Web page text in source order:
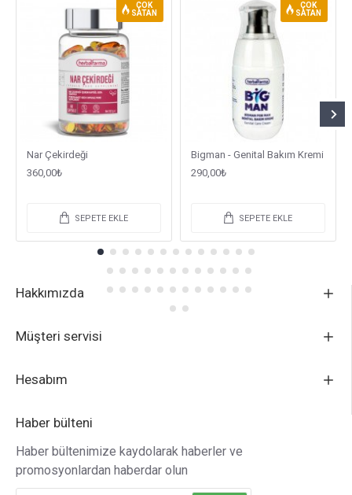
ÇOK
SATAN
Nar Çekirdeği
360,00₺
SEPETE EKLE
ÇOK
SATAN
Bigman - Genital Bakım Kremi
290,00₺
SEPETE EKLE
Hakkımızda
Müşteri servisi
Hesabım
Haber bülteni
Haber bültenimize kaydolarak haberler ve
promosyonlardan haberdar olun